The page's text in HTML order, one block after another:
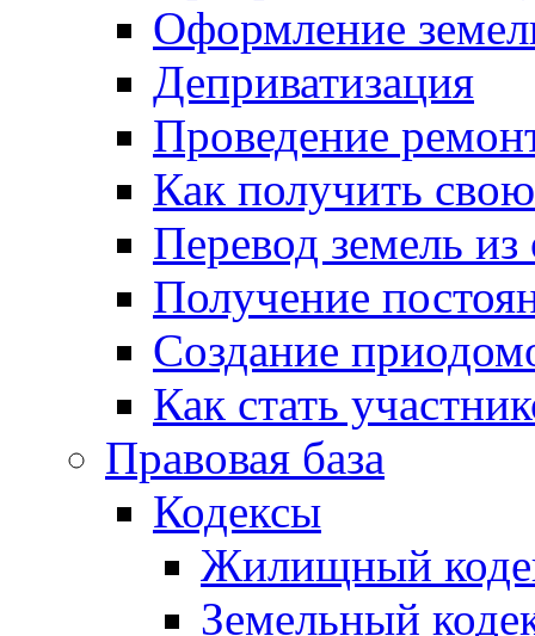
Оформление
Деприватизация
Проведение
Как получить
Перевод земель
Получение
Создание
Как стать
Правовая база
Кодексы
Жилищный
Земельный